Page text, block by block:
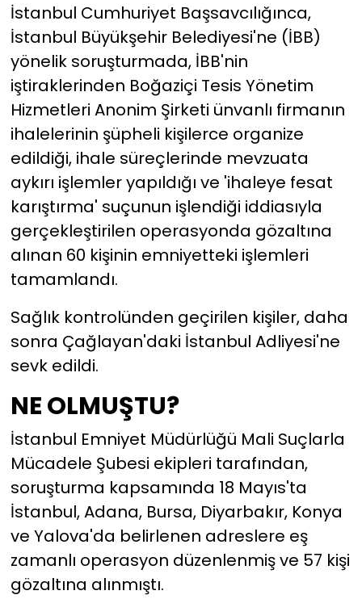
İstanbul Cumhuriyet Başsavcılığınca,
İstanbul Büyükşehir Belediyesi'ne (İBB)
yönelik soruşturmada, İBB'nin
iştiraklerinden Boğaziçi Tesis Yönetim
Hizmetleri Anonim Şirketi ünvanlı firmanın
ihalelerinin şüpheli kişilerce organize
edildiği, ihale süreçlerinde mevzuata
aykırı işlemler yapıldığı ve 'ihaleye fesat
karıştırma' suçunun işlendiği iddiasıyla
gerçekleştirilen operasyonda gözaltına
alınan 60 kişinin emniyetteki işlemleri
tamamlandı.
Sağlık kontrolünden geçirilen kişiler, daha
sonra Çağlayan'daki İstanbul Adliyesi'ne
sevk edildi.
NE OLMUŞTU?
İstanbul Emniyet Müdürlüğü Mali Suçlarla
Mücadele Şubesi ekipleri tarafından,
soruşturma kapsamında 18 Mayıs'ta
İstanbul, Adana, Bursa, Diyarbakır, Konya
ve Yalova'da belirlenen adreslere eş
zamanlı operasyon düzenlenmiş ve 57 kişi
gözaltına alınmıştı.
Yaşam
YEREL POLİTİKA
YEREL YÖNETİMLER
Yurt